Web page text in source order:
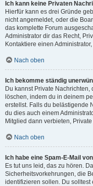
Ich kann keine Privaten
Hierfür kann es drei Gründe
nicht angemeldet, oder die
das komplette Forum
Administrator dir das Recht,
Kontaktiere einen
Nach oben
Ich bekomme ständig
Du kannst Private
löschen, indem du in deinem
erstellst. Falls du belästigende
du dies auch einem
Mitglied dann verbieten,
Nach oben
Ich habe eine Spam-E-Mail
Es tut uns leid, das zu hören.
Sicherheitsvorkehrungen, die
identifizieren sollen. Du solltest